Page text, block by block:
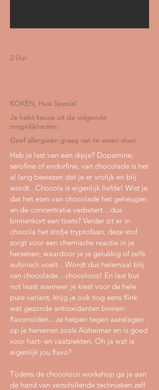
2 Uur
KOKEN, Huis Special
Je hebt keuze uit de volgende
mogelijkheden:
Geef allergieën graag van te voren door.
Heb je last van een dipje? Dopamine,
serofine of endorfine, van chocolade is het
al lang bewezen dat je er vrolijk en blij
wordt...Chocola is eigenlijk liefde! Wist je
dat het eten van chocolade het geheugen
en de concentratie verbetert…dus
binnenkort een toets? Verder zit er in
chocola het stofje tryptofaan, deze stof
zorgt voor een chemische reactie in je
hersenen, waardoor je je gelukkig of zelfs
euforisch voelt…Wordt dus helemaal blij
van chocolade…chocoloco! En last but
not least wanneer je kiest voor de hele
pure variant, krijg je ook nog eens flink
wat gezonde antioxidanten binnen:
flavonoïden…ze helpen tegen aanslagen
op je hersenen zoals Alzheimer en is goed
voor hart- en vaatziekten. Oh ja wat is
eigenlijk jou flavo?
Tijdens de chocoloco workshop ga je aan
de hand van verschillende technieken zelf